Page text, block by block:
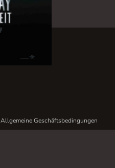
Allgemeine Geschäftsbedingungen